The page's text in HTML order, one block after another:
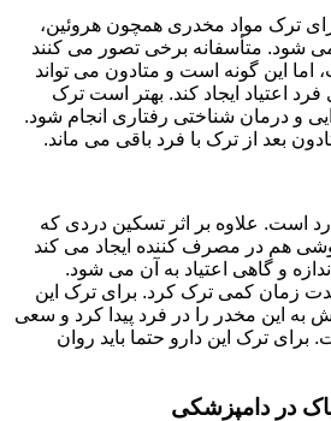
ترک مواد مخدری همچون هروئین،
شود. متأسفانه برخی تصور می کنند
اما این گونه است و متادون می تواند
فرد اعتیاد ایجاد کند. بهتر است ترک
و درمان شناختی رفتاری انجام شود.
بعد از ترک با فرد باقی می ماند.
است. علاوه بر اثر تسکین دردی که
هم در مصرف کننده ایجاد می کند
و گاهی اعتیاد به آن می شود.
زمان کمی ترک کرد. برای ترک این
به این مخدر را در فرد پیدا کرد و سعی
ترک این دارو حتما باید روان
در دامپزشکی